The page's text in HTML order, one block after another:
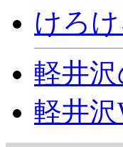
けろ
軽井
軽井沢